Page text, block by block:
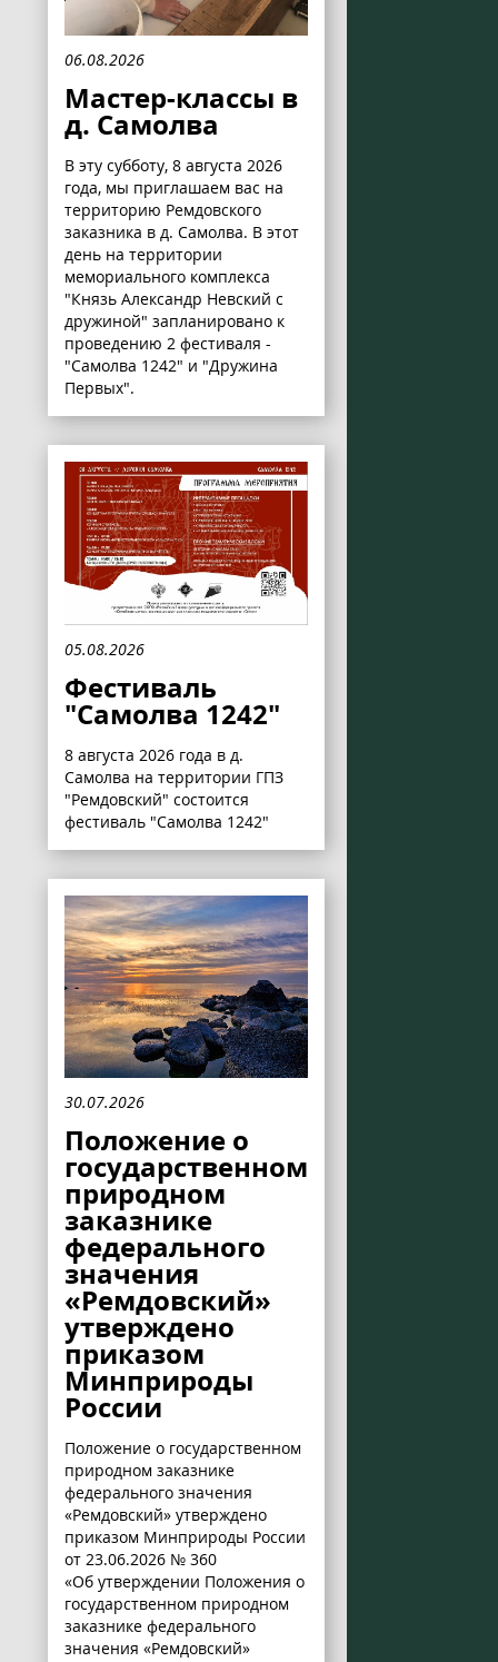
06.08.2026
Мастер-классы в
д. Самолва
В эту субботу, 8 августа 2026
года, мы приглашаем вас на
территорию Ремдовского
заказника в д. Самолва. В этот
день на территории
мемориального комплекса
"Князь Александр Невский с
дружиной" запланировано к
проведению 2 фестиваля -
"Самолва 1242" и "Дружина
Первых".
05.08.2026
Фестиваль
"Самолва 1242"
8 августа 2026 года в д.
Самолва на территории ГПЗ
"Ремдовский" состоится
фестиваль "Самолва 1242"
30.07.2026
Положение о
государственном
природном
заказнике
федерального
значения
«Ремдовский»
утверждено
приказом
Минприроды
России
Положение о государственном
природном заказнике
федерального значения
«Ремдовский» утверждено
приказом Минприроды России
от 23.06.2026 № 360
«Об утверждении Положения о
государственном природном
заказнике федерального
значения «Ремдовский»